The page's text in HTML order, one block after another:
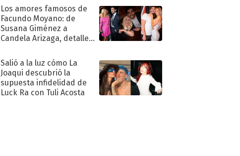
Los amores famosos de
Facundo Moyano: de
Susana Giménez a
Candela Arizaga, detalles
sentimental
Salió a la luz cómo La
Joaqui descubrió la
supuesta infidelidad de
Luck Ra con Tuli Acosta